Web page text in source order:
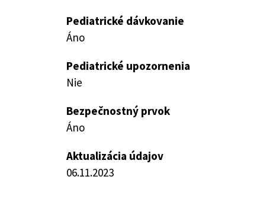
Pediatrické dávkovanie
Áno
Pediatrické upozornenia
Nie
Bezpečnostný prvok
Áno
Aktualizácia údajov
06.11.2023